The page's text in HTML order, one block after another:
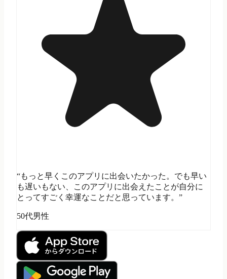
“もっと早くこのアプリに出会いたかった。でも早い
も遅いもない、このアプリに出会えたことが自分に
とってすごく幸運なことだと思っています。”
50代男性